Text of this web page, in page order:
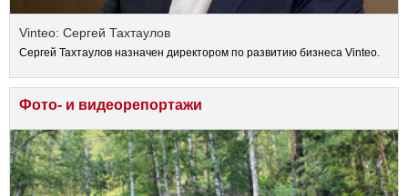
Vinteo: Сергей Тахтаулов
Сергей Тахтаулов назначен директором по развитию бизнеса Vinteo.
Фото- и видеорепортажи